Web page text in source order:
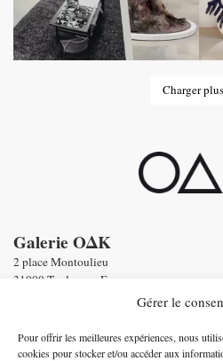
Gérer le
Pour offrir les meilleures expériences, nous
cookies pour stocker et/ou accéder aux
Charger
Galerie OΔK
2 place Montoulieu
31000 Toulouse - France
+33 6 58 56 86 19
-Conditions générales de vente
-Mentions légales